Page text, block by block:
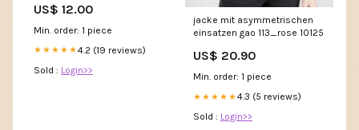
US$ 12.00
Min. order: 1 piece
★★★★★4.2 (19 reviews)
Sold : Login>>
jacke mit asymmetrischen
einsatzen gao 113_rose 10125
US$ 20.90
Min. order: 1 piece
★★★★★4.3 (5 reviews)
Sold : Login>>